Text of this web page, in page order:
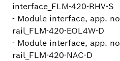
interface_FLM-420-RHV-S
- Module interface, app.
rail_FLM-420-EOL4W-D
- Module interface, app.
rail_FLM-420-NAC-D